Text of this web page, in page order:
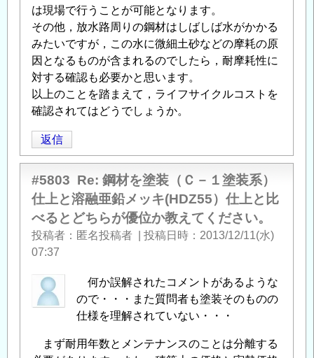
は現場で行うことが可能となります。
その他，放水路周りの鋼材はしばしば水がかかる
みたいですが，この水に微細土砂などの摩耗の原
因となるものが含まれるのでしたら，耐摩耗性に
対する確認も必要かと思います。
以上のことを踏まえて，ライフサイクルコストを
確認されてはどうでしょうか。
返信
#5803 Re: 鋼材を塗装（Ｃ－１塗装系）
仕上と溶融亜鉛メッキ(HDZ55）仕上と比
べるとどちらが優位か教えてください。
投稿者 匿名投稿者 投稿日時
2013/12/11(水)
07:37
何か誤解されたコメントがあるような
ので・・・また質問者も塗装そのものの
仕様を理解されていない・・・
まず耐用年数とメンテナンスのことは分離する